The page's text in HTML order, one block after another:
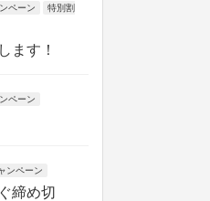
ペーン
特別割
ます！
ペーン
ンペーン
締め切